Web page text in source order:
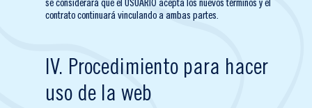
se considerará que el USUARIO acepta los nuevos términos y el
contrato continuará vinculando a ambas partes.
IV. Procedimiento para hacer
uso de la web